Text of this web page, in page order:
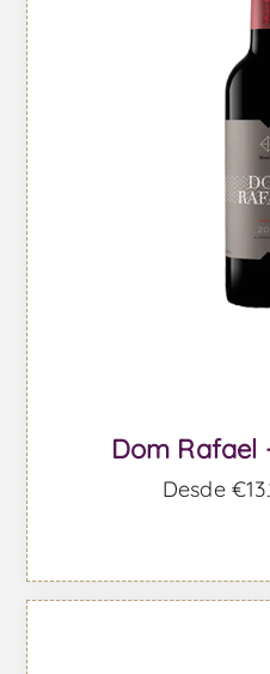
Dom Rafael
Desde